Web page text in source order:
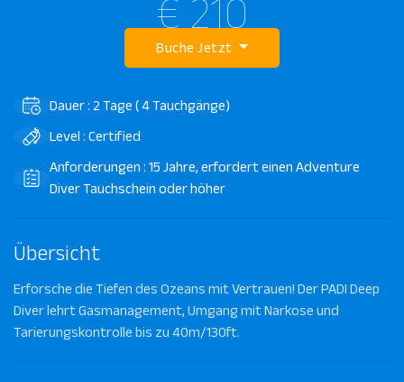
€ 210
Buche Jetzt
Dauer : 2 Tage ( 4 Tauchgänge)
Level : Certified
Anforderungen : 15 Jahre, erfordert einen Adventure
Diver Tauchschein oder höher
Übersicht
Erforsche die Tiefen des Ozeans mit Vertrauen! Der PADI Deep
Diver lehrt Gasmanagement, Umgang mit Narkose und
Tarierungskontrolle bis zu 40m/130ft.